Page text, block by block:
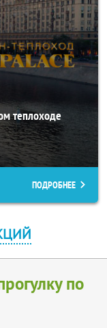
теплоходе
ПОДРОБНЕЕ
по